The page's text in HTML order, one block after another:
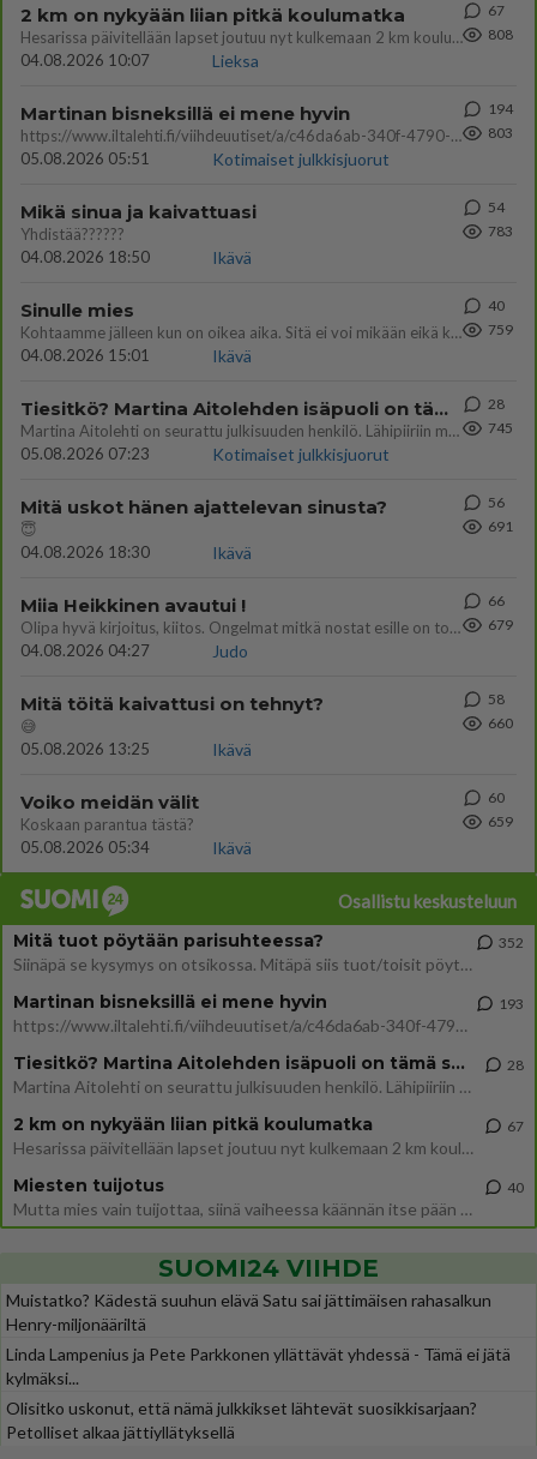
2 km on nykyään liian pitkä koulumatka
Hesarissa päivitellään lapset joutuu nyt kulkemaan 2 km kouluun jösses. Ruostefillarilla tuo matka menee vaikka miten äk
04.08.2026 10:07
Lieksa
67
808
Martinan bisneksillä ei mene hyvin
https://www.iltalehti.fi/viihdeuutiset/a/c46da6ab-340f-4790-aaa7-0865eed2336 Yrityksen konkurssihakemus on tullut kärä
05.08.2026 05:51
Kotimaiset julkkisjuorut
194
803
Mikä sinua ja kaivattuasi
Yhdistää??????
04.08.2026 18:50
Ikävä
54
783
Sinulle mies
Kohtaamme jälleen kun on oikea aika. Sitä ei voi mikään eikä kukaan estää <3 <3
04.08.2026 15:01
Ikävä
40
759
Tiesitkö? Martina Aitolehden isäpuoli on tämä suosittu laulaja
Martina Aitolehti on seurattu julkisuuden henkilö. Lähipiiriin mahtuu muitakin tunnettuja henkilöitä. Tiesitkö, että Ma
05.08.2026 07:23
Kotimaiset julkkisjuorut
28
745
Mitä uskot hänen ajattelevan sinusta?
😇
04.08.2026 18:30
Ikävä
56
691
Miia Heikkinen avautui !
Olipa hyvä kirjoitus, kiitos. Ongelmat mitkä nostat esille on todellisia ja tämä ylimielisyys totta ja se näkyy kaikessa
04.08.2026 04:27
Judo
66
679
Mitä töitä kaivattusi on tehnyt?
😅
05.08.2026 13:25
Ikävä
58
660
Voiko meidän välit
Koskaan parantua tästä?
05.08.2026 05:34
Ikävä
60
659
Osallistu keskusteluun
Mitä tuot pöytään parisuhteessa?
Siinäpä se kysymys on otsikossa. Mitäpä siis tuot/toisit pöytään parisuhteessa? Oletko mies vai nainen? Koetko sen mitä
352
Martinan bisneksillä ei mene hyvin
https://www.iltalehti.fi/viihdeuutiset/a/c46da6ab-340f-4790-aaa7-0865eed2336 Yrityksen konkurssihakemus on tullut kärä
193
Tiesitkö? Martina Aitolehden isäpuoli on tämä suosittu laulaja
Martina Aitolehti on seurattu julkisuuden henkilö. Lähipiiriin mahtuu muitakin tunnettuja henkilöitä. Tiesitkö, että Ma
28
2 km on nykyään liian pitkä koulumatka
Hesarissa päivitellään lapset joutuu nyt kulkemaan 2 km kouluun jösses. Ruostefillarilla tuo matka menee vaikka miten äk
67
Miesten tuijotus
Mutta mies vain tuijottaa, siinä vaiheessa käännän itse pään pois. Mikä juttu? Yleensä jos joku tuijottaa tai katsoo, hä
40
SUOMI24 VIIHDE
Muistatko? Kädestä suuhun elävä Satu sai jättimäisen rahasalkun
Henry-miljonääriltä
Linda Lampenius ja Pete Parkkonen yllättävät yhdessä - Tämä ei jätä
kylmäksi...
Olisitko uskonut, että nämä julkkikset lähtevät suosikkisarjaan?
Petolliset alkaa jättiyllätyksellä